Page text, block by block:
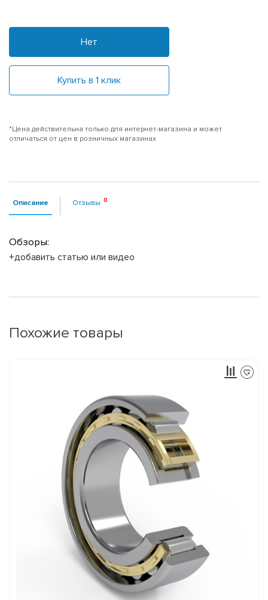
Нет
Купить в 1 клик
*Цена действительна только для интернет-магазина и может
отличаться от цен в розничных магазинах
Описание Отзывы
Обзоры:
+добавить статью или видео
Похожие товары